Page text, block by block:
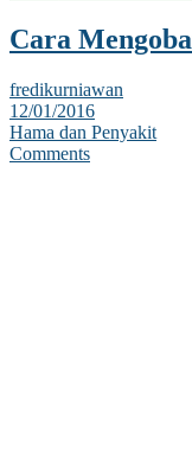
Cara
fredikurniawan
12/01/2016
Hama dan Penyakit
Comments